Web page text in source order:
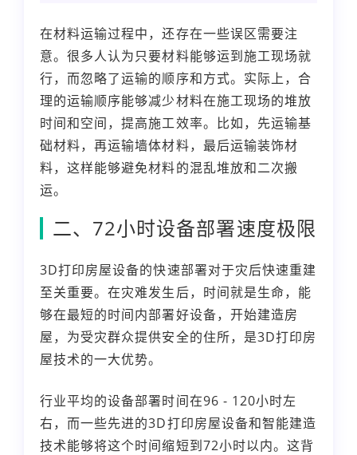
在材料运输过程中，还存在一些误区需要注
意。很多人认为只要材料能够运到施工现场就
行，而忽略了运输的顺序和方式。实际上，合
理的运输顺序能够减少材料在施工现场的堆放
时间和空间，提高施工效率。比如，先运输基
础材料，再运输墙体材料，最后运输装饰材
料，这样能够避免材料的混乱堆放和二次搬
运。
二、72小时设备部署速度极限
3D打印房屋设备的快速部署对于灾后快速重建
至关重要。在灾难发生后，时间就是生命，能
够在最短的时间内部署好设备，开始建造房
屋，为受灾群众提供安全的住所，是3D打印房
屋技术的一大优势。
行业平均的设备部署时间在96 - 120小时左
右，而一些先进的3D打印房屋设备和智能建造
技术能够将这个时间缩短到72小时以内。这背